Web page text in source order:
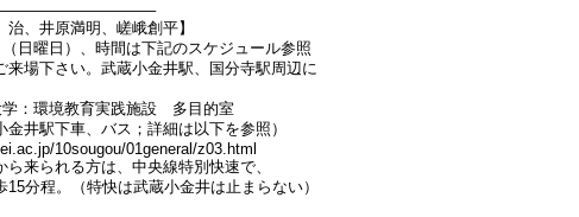
、井原満明、嵯峨創平】
日曜日）、時間は下記のスケジュール参照
場下さい。武蔵小金井駅、国分寺駅周辺に
学：環境教育実践施設 多目的室
金井駅下車、バス；詳細は以下を参照）
10sougou/01general/z03.html
来られる方は、中央線特別快速で、
15分程。（特快は武蔵小金井は止まらない）